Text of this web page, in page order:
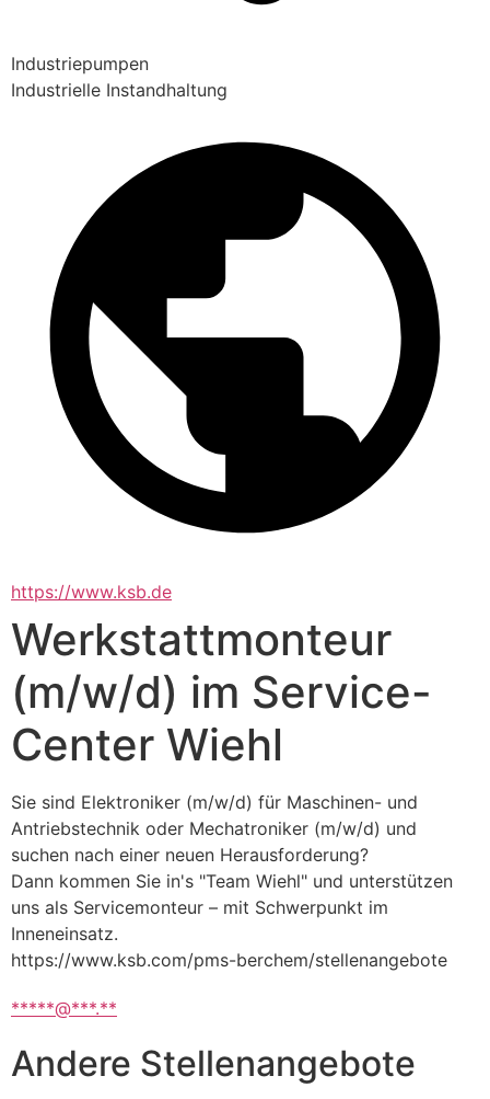
Industriepumpen
Industrielle Instandhaltung
https://www.ksb.de
Werkstattmonteur
(m/w/d) im Service-
Center Wiehl
Sie sind Elektroniker (m/w/d) für Maschinen- und
Antriebstechnik oder Mechatroniker (m/w/d) und
suchen nach einer neuen Herausforderung?
Dann kommen Sie in's "Team Wiehl" und unterstützen
uns als Servicemonteur – mit Schwerpunkt im
Inneneinsatz.
https://www.ksb.com/pms-berchem/stellenangebote
*****@***.**
Andere Stellenangebote